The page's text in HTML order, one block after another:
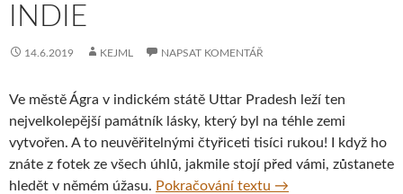
INDIE
14.6.2019 KEJML NAPSAT KOMENTÁŘ
Ve městě Ágra v indickém státě Uttar Pradesh leží ten
nejvelkolepější památník lásky, který byl na téhle zemi
vytvořen. A to neuvěřitelnými čtyřiceti tisíci rukou! I když ho
znáte z fotek ze všech úhlů, jakmile stojí před vámi, zůstanete
hledět v němém úžasu. Pokračování textu Tádž Mahal – perla
→